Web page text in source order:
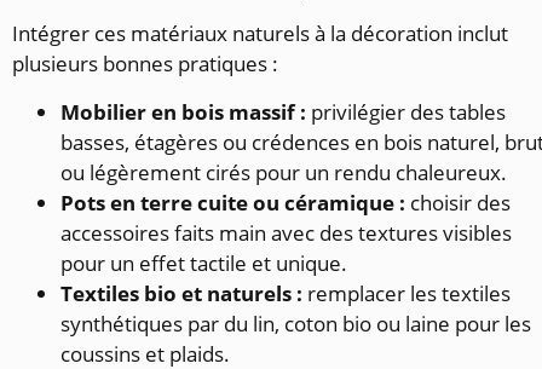
Intégrer ces matériaux naturels à la décoration inclut
plusieurs bonnes pratiques :
Mobilier en bois massif : privilégier des tables
basses, étagères ou crédences en bois naturel,
ou légèrement cirés pour un rendu chaleureux.
Pots en terre cuite ou céramique : choisir des
accessoires faits main avec des textures visibles
pour un effet tactile et unique.
Textiles bio et naturels : remplacer les textiles
synthétiques par du lin, coton bio ou laine pour les
coussins et plaids.